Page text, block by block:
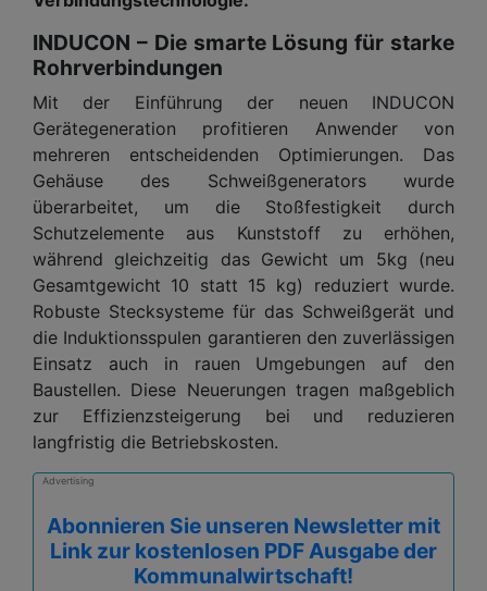
INDUCON – Die smarte Lösung für starke
Rohrverbindungen
Mit der Einführung der neuen INDUCON
Gerätegeneration profitieren Anwender von
mehreren entscheidenden Optimierungen. Das
Gehäuse des Schweißgenerators wurde
überarbeitet, um die Stoßfestigkeit durch
Schutzelemente aus Kunststoff zu erhöhen,
während gleichzeitig das Gewicht um 5kg (neu
Gesamtgewicht 10 statt 15 kg) reduziert wurde.
Robuste Stecksysteme für das Schweißgerät und
die Induktionsspulen garantieren den zuverlässigen
Einsatz auch in rauen Umgebungen auf den
Baustellen. Diese Neuerungen tragen maßgeblich
zur Effizienzsteigerung bei und reduzieren
langfristig die Betriebskosten.
Advertising
Abonnieren Sie unseren Newsletter mit
Link zur kostenlosen PDF Ausgabe der
Kommunalwirtschaft!